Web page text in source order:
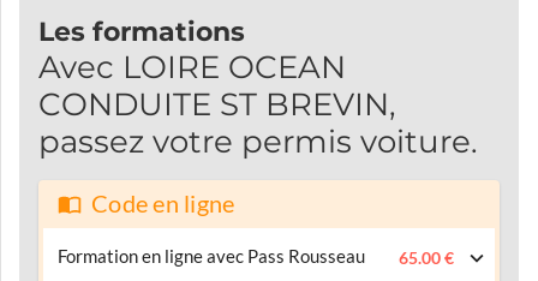
Les formations
Avec LOIRE OCEAN
CONDUITE ST BREVIN,
passez votre permis voiture.
Code en ligne
Formation en ligne avec Pass Rousseau 65.00 €